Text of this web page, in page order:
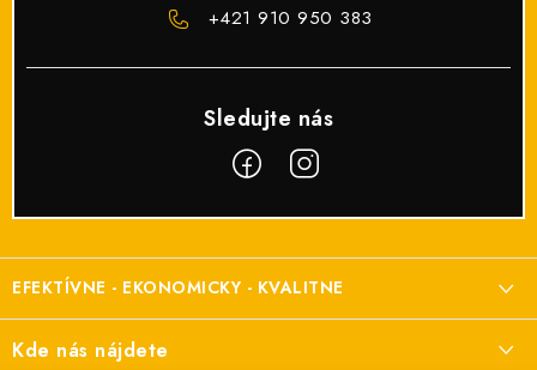
+421 910 950 383
á
p
ä
EFEKTÍVNE - EKONOMICKY - KVALITNE
a elektroinštalácie
Kde nás nájdete